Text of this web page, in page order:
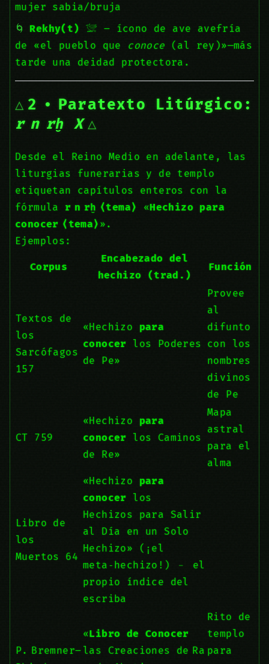
mujer sabia/bruja
Rekhy(t) 𓅛 – ícono de ave avefría
de «el pueblo que conoce (al rey)»—más
tarde una deidad protectora.
2 • Paratexto Litúrgico:
r n rḫ X
Desde el Reino Medio en adelante, las
liturgias funerarias y de templo
etiquetan capítulos enteros con la
fórmula r n rḫ ⟨tema⟩ «Hechizo para
conocer ⟨tema⟩ ».
Ejemplos:
Corpus
Encabezado del
hechizo (trad.)
Función
Textos de
los
Sarcófagos
157
«Hechizo para
conocer los Poderes
de Pe»
Provee
al
difunto
con los
nombres
divinos
de Pe
CT 759
«Hechizo para
conocer los Caminos
de Re»
Mapa
astral
para el
alma
Libro de
los
Muertos 64
«Hechizo para
conocer los
Hechizos para Salir
al Día en un Solo
Hechizo» (¡el
meta‑hechizo!) ﹣ el
propio índice del
escriba
P. Bremner–
«Libro de Conocer
las Creaciones de Ra
Rito de
templo
para